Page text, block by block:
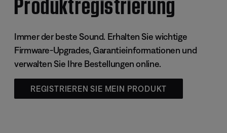
Immer der beste Sound. Erhalten Sie wichtige
Firmware-Upgrades, Garantieinformationen und
verwalten Sie Ihre Bestellungen online.
REGISTRIEREN SIE MEIN PRODUKT